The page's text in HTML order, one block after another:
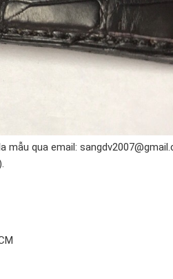
qua email: